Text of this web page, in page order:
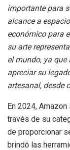
importante para
alcance a
económico para
su arte
el mundo, ya que
apreciar su
artesanal, desde
En 2024,
través de su
de proporcionar
brindó las